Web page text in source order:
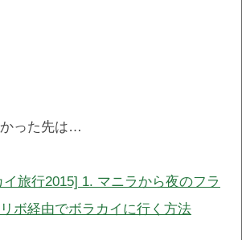
った先は…
旅行2015] 1. マニラから夜のフラ
ボ経由でボラカイに行く方法